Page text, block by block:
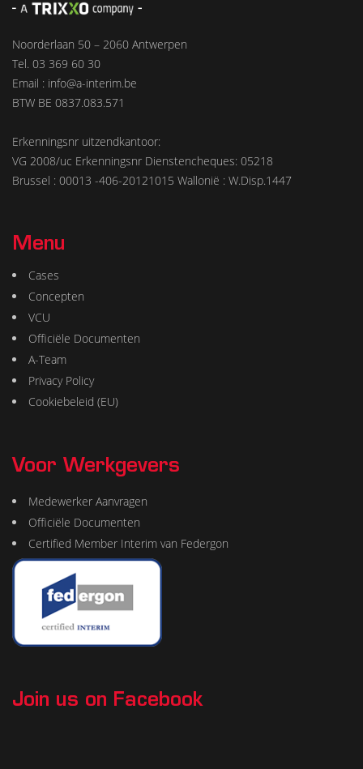
Noorderlaan 50 – 2060 Antwerpen
Tel. 03 369 60 30
Email : info@a-interim.be
BTW BE 0837.083.571
Erkenningsnr uitzendkantoor:
VG 2008/uc Erkenningsnr Dienstencheques: 05218
Brussel : 00013 -406-20121015 Wallonië : W.Disp.1447
Menu
Cases
Concepten
VCU
Officiële Documenten
A-Team
Privacy Policy
Cookiebeleid (EU)
Voor Werkgevers
Medewerker Aanvragen
Officiële Documenten
Certified Member Interim van Federgon
Join us on Facebook